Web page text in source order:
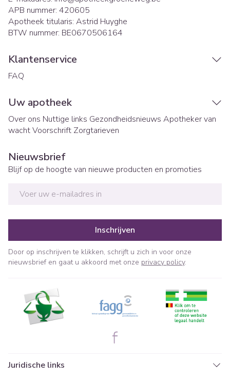
APB nummer: 420605
Apotheek titularis: Astrid Huyghe
BTW nummer: BE0670506164
Klantenservice
FAQ
Uw apotheek
Over ons Nuttige links Gezondheidsnieuws Apotheker van
wachtVoorschrift Zorgtarieven
Nieuwsbrief
Blijf op de hoogte van nieuwe producten en promoties
Inschrijven
Door op inschrijven te klikken, schrijft u zich in voor onze
nieuwsbrief en gaat u akkoord met onze privacy policy.
Juridische links